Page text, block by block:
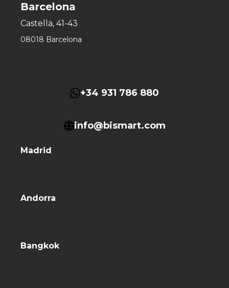
Barcelona
Castella, 41-43
08018 Barcelona
+34 931 786 880
info@bismart.com
Madrid
Andorra
Bangkok